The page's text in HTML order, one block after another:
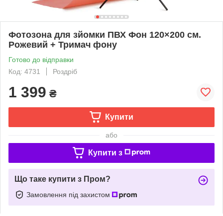
Фотозона для зйомки ПВХ Фон 120×200 см.
Рожевий + Тримач фону
Готово до відправки
Код: 4731
Роздріб
1 399 ₴
Купити
або
Купити з
Що таке купити з Пром?
Замовлення під захистом